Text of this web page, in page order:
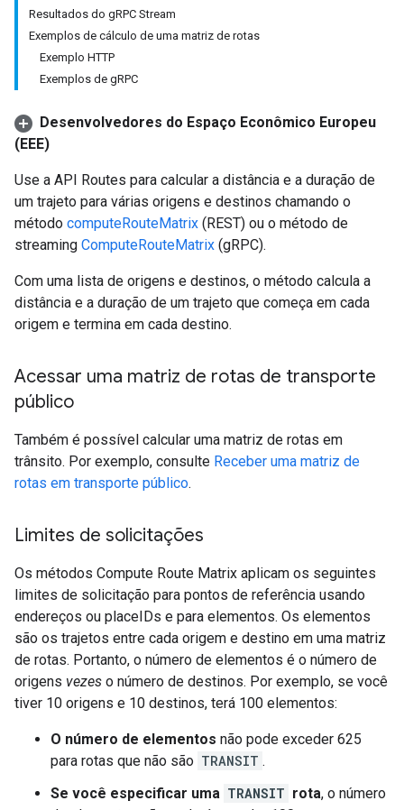
Resultados do gRPC Stream
Exemplos de cálculo de uma matriz de rotas
Exemplo HTTP
Exemplos de gRPC
Desenvolvedores do Espaço Econômico Europeu
(EEE)
Use a API Routes para calcular a distância e a duração de
um trajeto para várias origens e destinos chamando o
método computeRouteMatrix (REST) ou o método de
streaming ComputeRouteMatrix (gRPC).
Com uma lista de origens e destinos, o método calcula a
distância e a duração de um trajeto que começa em cada
origem e termina em cada destino.
Acessar uma matriz de rotas de transporte
público
Também é possível calcular uma matriz de rotas em
trânsito. Por exemplo, consulte Receber uma matriz de
rotas em transporte público.
Limites de solicitações
Os métodos Compute Route Matrix aplicam os seguintes
limites de solicitação para pontos de referência usando
endereços ou placeIDs e para elementos. Os elementos
são os trajetos entre cada origem e destino em uma matriz
de rotas. Portanto, o número de elementos é o número de
origens vezes o número de destinos. Por exemplo, se você
tiver 10 origens e 10 destinos, terá 100 elementos:
O número de elementos não pode exceder 625
para rotas que não são TRANSIT .
Se você especificar uma TRANSIT rota, o número